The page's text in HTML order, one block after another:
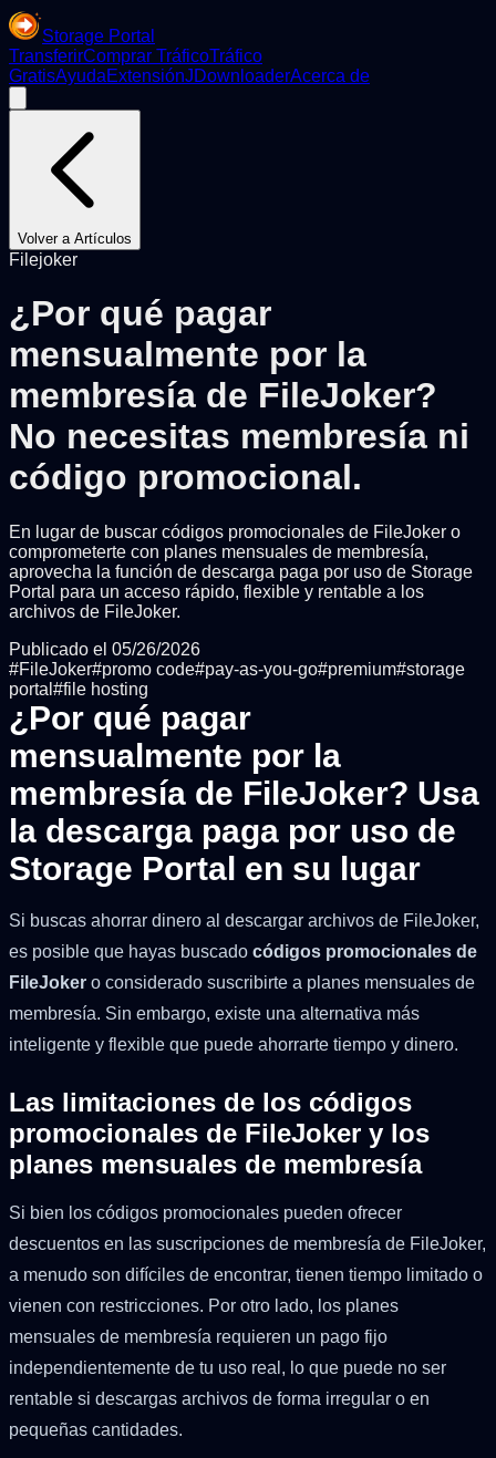
Storage Portal
TransferirComprar TráficoTráfico
GratisAyudaExtensiónJDownloaderAcerca de
Volver a Artículos
Filejoker
¿Por qué pagar
mensualmente por la
membresía de FileJoker?
No necesitas membresía ni
código promocional.
En lugar de buscar códigos promocionales de FileJoker o
comprometerte con planes mensuales de membresía,
aprovecha la función de descarga paga por uso de Storage
Portal para un acceso rápido, flexible y rentable a los
archivos de FileJoker.
Publicado el 05/26/2026
#FileJoker#promo code#pay-as-you-go#premium#storage
portal #file hosting
¿Por qué pagar
mensualmente por la
membresía de FileJoker? Usa
la descarga paga por uso de
Storage Portal en su lugar
Si buscas ahorrar dinero al descargar archivos de FileJoker,
es posible que hayas buscado códigos promocionales de
FileJoker o considerado suscribirte a planes mensuales de
membresía. Sin embargo, existe una alternativa más
inteligente y flexible que puede ahorrarte tiempo y dinero.
Las limitaciones de los códigos
promocionales de FileJoker y los
planes mensuales de membresía
Si bien los códigos promocionales pueden ofrecer
descuentos en las suscripciones de membresía de FileJoker,
a menudo son difíciles de encontrar, tienen tiempo limitado o
vienen con restricciones. Por otro lado, los planes
mensuales de membresía requieren un pago fijo
independientemente de tu uso real, lo que puede no ser
rentable si descargas archivos de forma irregular o en
pequeñas cantidades.